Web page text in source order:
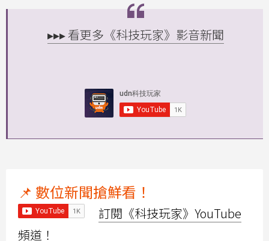
▸▸▸ 看更多《科技玩家》影音新聞
📌 數位新聞搶鮮看！
訂閱《科技玩家》YouTube
頻道！